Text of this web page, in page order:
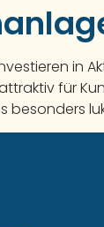
in
für
besonders